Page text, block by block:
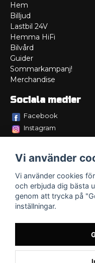
Hem
Billjud
Lastbil 24V
Hemma HiFi
Bilvård
Guider
Sommarkampanj!
Merchandise
Sociala medier
Facebook
Instagram
Vi använder
Vi använder cookies
och erbjuda dig bästa
genom att trycka på
inställningar.